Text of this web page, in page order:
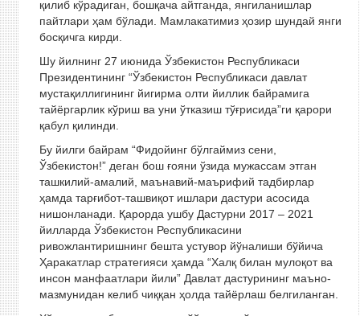
қилиб кўрадиган, бошқача айтганда, янгиланишлар
пайтлари ҳам бўлади. Мамлакатимиз ҳозир шундай янги
босқичга кирди.
Шу йилнинг 27 июнида Ўзбекистон Республикаси
Президентининг “Ўзбекистон Республикаси давлат
мустақиллигининг йигирма олти йиллик байрамига
тайёргарлик кўриш ва уни ўтказиш тўғрисида”ги қарори
қабул қилинди.
Бу йилги байрам “Фидойинг бўлгаймиз сени,
Ўзбекистон!” деган бош ғояни ўзида мужассам этган
ташкилий-амалий, маънавий-маърифий тадбирлар
ҳамда тарғибот-ташвиқот ишлари дастури асосида
нишонланади. Қарорда ушбу Дастурни 2017 – 2021
йилларда Ўзбекистон Республикасини
ривожлантиришнинг бешта устувор йўналиши бўйича
Ҳаракатлар стратегияси ҳамда “Халқ билан мулоқот ва
инсон манфаатлари йили” Давлат дастурининг маъно-
мазмунидан келиб чиққан ҳолда тайёрлаш белгиланган.